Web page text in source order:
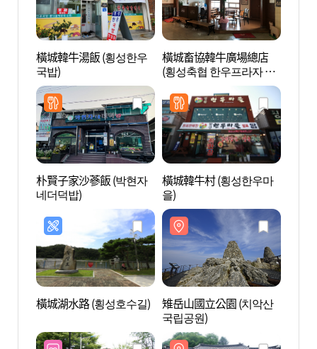
橫城韓牛湯飯 (횡성한우
국밥)
橫城畜協韓牛廣場總店
(횡성축협 한우프라자 본
朴賢子家沙蔘飯 (박현자
네더덕밥)
橫城韓牛村 (횡성한우마
을)
橫城湖水路 (횡성호수길)
雉岳山國立公園 (치악산
국립공원)